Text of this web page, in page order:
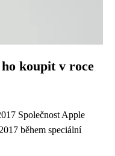
koupit v roce
Společnost Apple
během speciální